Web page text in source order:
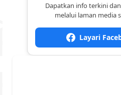
Dapatkan info terkini
melalui laman media
Layari